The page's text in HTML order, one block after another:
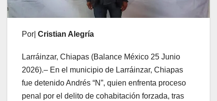
Por| Cristian Alegría
Larráinzar, Chiapas (Balance México 25 Junio
2026).– En el municipio de Larráinzar, Chiapas
fue detenido Andrés “N”, quien enfrenta proceso
penal por el delito de cohabitación forzada, tras